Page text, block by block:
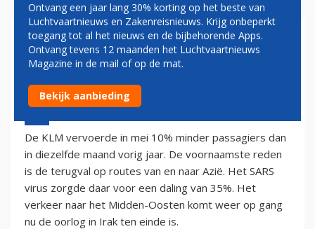
VERVOER KLM IN MEI
GEDAALD
4 juni 2003 - 2:00
De KLM vervoerde in mei 10% minder passagiers dan
in diezelfde maand vorig jaar. De voornaamste reden
is de terugval op routes van en naar Azië. Het SARS
virus zorgde daar voor een daling van 35%. Het
verkeer naar het Midden-Oosten komt weer op gang
nu de oorlog in Irak ten einde is.
Ontvang een jaar lang 30% korting op het beste van
Luchtvaartnieuws en Zakenreisnieuws. Krijg onbeperkt
toegang tot al het nieuws en de bijbehorende Apps.
Ontvang tevens 12 maanden het Luchtvaartnieuws
Magazine in de mail of op de mat.
Bekijk aanbieding